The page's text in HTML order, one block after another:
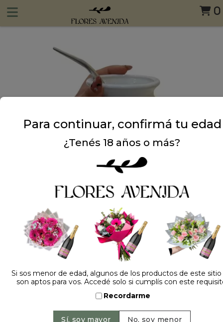
0
NOMBRE
EMAIL
Para continuar, confirmá tu edad
¿Tenés 18 años o más?
Si sos menor de edad, algunos de los productos de este
son aptos para vos. Accedé solo si cumplís con este
Recordarme